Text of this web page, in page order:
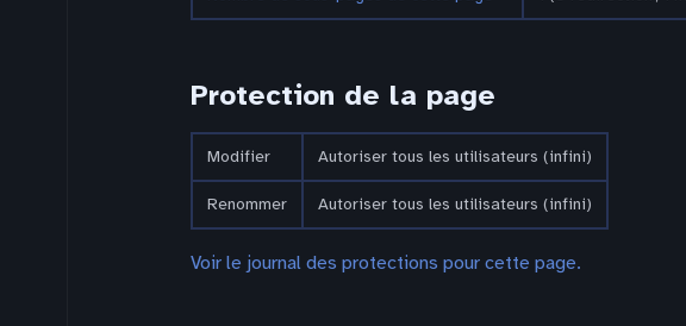
Protection de la page
Modifier Autoriser tous les utilisateurs (infini)
Renommer Autoriser tous les utilisateurs (infini)
Voir le journal des protections pour cette page.